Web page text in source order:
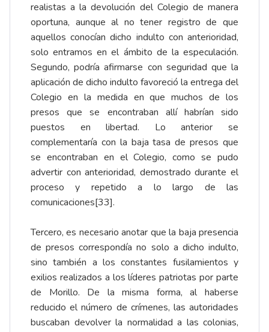
realistas a la devolución del Colegio de manera
oportuna, aunque al no tener registro de que
aquellos conocían dicho indulto con anterioridad,
solo entramos en el ámbito de la especulación.
Segundo, podría afirmarse con seguridad que la
aplicación de dicho indulto favoreció la entrega del
Colegio en la medida en que muchos de los
presos que se encontraban allí habrían sido
puestos en libertad. Lo anterior se
complementaría con la baja tasa de presos que
se encontraban en el Colegio, como se pudo
advertir con anterioridad, demostrado durante el
proceso y repetido a lo largo de las
comunicaciones[33].
Tercero, es necesario anotar que la baja presencia
de presos correspondía no solo a dicho indulto,
sino también a los constantes fusilamientos y
exilios realizados a los líderes patriotas por parte
de Morillo. De la misma forma, al haberse
reducido el número de crímenes, las autoridades
buscaban devolver la normalidad a las colonias,